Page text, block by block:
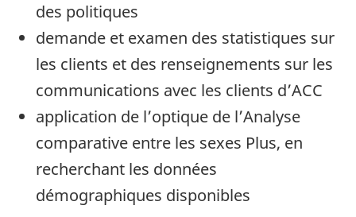
des politiques
demande et examen des statistiques sur
les clients et des renseignements sur les
communications avec les clients d’ACC
application de l’optique de l’Analyse
comparative entre les sexes Plus, en
recherchant les données
démographiques disponibles